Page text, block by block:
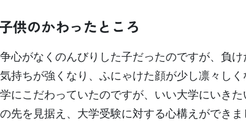
子供のかわったところ
心がなくのんびりした子だったのですが、負
持ちが強くなり、ふにゃけた顔が少し凛々しく
にこだわっていたのですが、いい大学にいき
先を見据え、大学受験に対する心構えができま